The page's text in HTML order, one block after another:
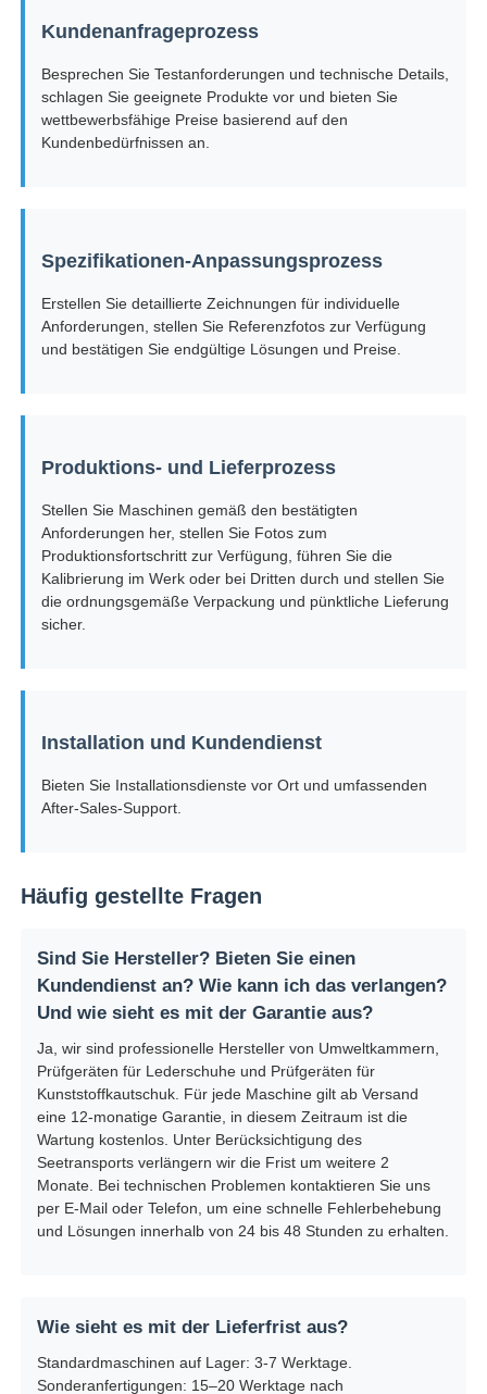
Kundenanfrageprozess
Besprechen Sie Testanforderungen und technische Details,
schlagen Sie geeignete Produkte vor und bieten Sie
wettbewerbsfähige Preise basierend auf den
Kundenbedürfnissen an.
Spezifikationen-Anpassungsprozess
Erstellen Sie detaillierte Zeichnungen für individuelle
Anforderungen, stellen Sie Referenzfotos zur Verfügung
und bestätigen Sie endgültige Lösungen und Preise.
Produktions- und Lieferprozess
Stellen Sie Maschinen gemäß den bestätigten
Anforderungen her, stellen Sie Fotos zum
Produktionsfortschritt zur Verfügung, führen Sie die
Kalibrierung im Werk oder bei Dritten durch und stellen Sie
die ordnungsgemäße Verpackung und pünktliche Lieferung
sicher.
Installation und Kundendienst
Bieten Sie Installationsdienste vor Ort und umfassenden
After-Sales-Support.
Häufig gestellte Fragen
Sind Sie Hersteller? Bieten Sie einen
Kundendienst an? Wie kann ich das verlangen?
Und wie sieht es mit der Garantie aus?
Ja, wir sind professionelle Hersteller von Umweltkammern,
Prüfgeräten für Lederschuhe und Prüfgeräten für
Kunststoffkautschuk. Für jede Maschine gilt ab Versand
eine 12-monatige Garantie, in diesem Zeitraum ist die
Wartung kostenlos. Unter Berücksichtigung des
Seetransports verlängern wir die Frist um weitere 2
Monate. Bei technischen Problemen kontaktieren Sie uns
per E-Mail oder Telefon, um eine schnelle Fehlerbehebung
und Lösungen innerhalb von 24 bis 48 Stunden zu erhalten.
Wie sieht es mit der Lieferfrist aus?
Standardmaschinen auf Lager: 3-7 Werktage.
Sonderanfertigungen: 15–20 Werktage nach